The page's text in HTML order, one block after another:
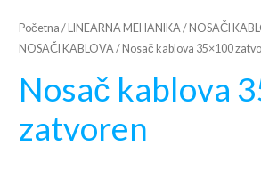
Početna / LINEARNA MEHANIKA / NOSAČI
NOSAČI KABLOVA / Nosač kablova 35×100
Nosač kablova
zatvoren